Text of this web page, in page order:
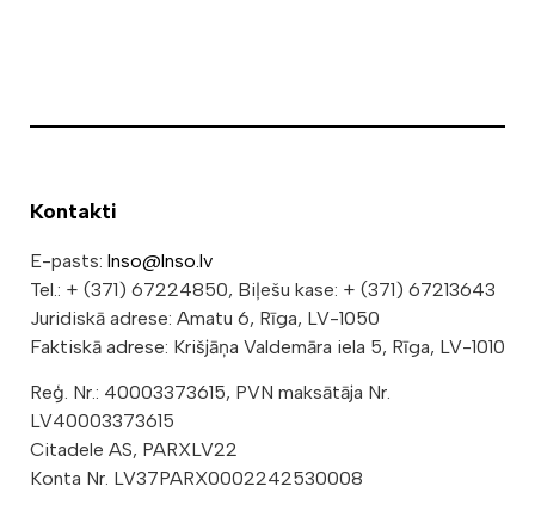
Kontakti
E-pasts: lnso@lnso.lv
Tel.: + (371) 67224850, Biļešu kase: + (371) 67213643
Juridiskā adrese: Amatu 6, Rīga, LV-1050
Faktiskā adrese: Krišjāņa Valdemāra iela 5, Rīga, LV-1010
Reģ. Nr.: 40003373615, PVN maksātāja Nr.
LV40003373615
Citadele AS, PARXLV22
Konta Nr. LV37PARX0002242530008